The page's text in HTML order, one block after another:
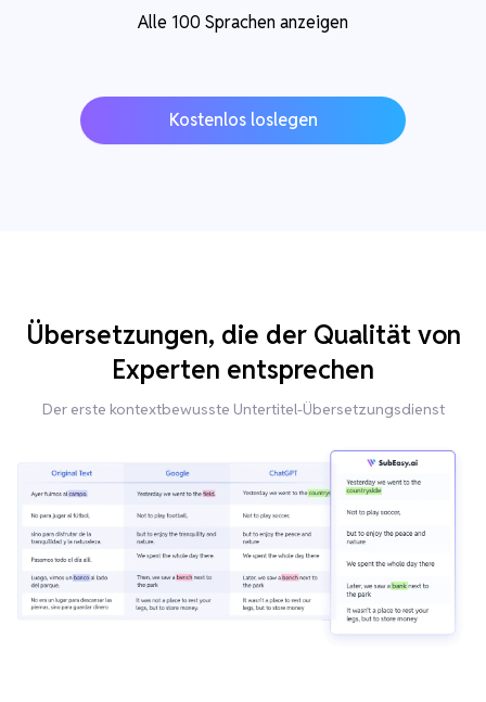
Alle 100 Sprachen anzeigen
Kostenlos loslegen
Übersetzungen, die der Qualität von
Experten entsprechen
Der erste kontextbewusste Untertitel-Übersetzungsdienst